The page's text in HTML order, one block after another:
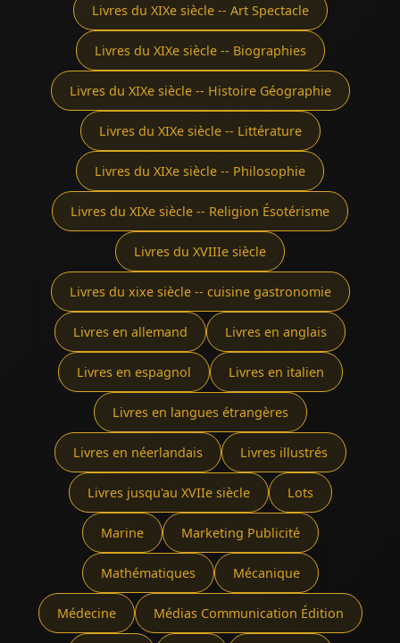
Livres du XIXe siècle -- Art Spectacle
Livres du XIXe siècle -- Biographies
Livres du XIXe siècle -- Histoire Géographie
Livres du XIXe siècle -- Littérature
Livres du XIXe siècle -- Philosophie
Livres du XIXe siècle -- Religion Ésotérisme
Livres du XVIIIe siècle
Livres du xixe siècle -- cuisine gastronomie
Livres en allemand Livres en anglais
Livres en espagnol Livres en italien
Livres en langues étrangères
Livres en néerlandais Livres illustrés
Livres jusqu'au XVIIe siècle Lots
Marine Marketing Publicité
Mathématiques Mécanique
Médecine Médias Communication Édition